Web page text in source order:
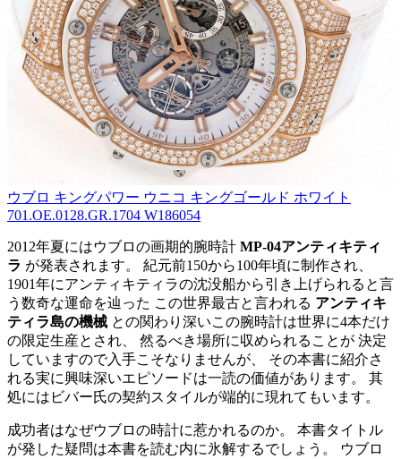
ウブロ キングパワー ウニコ キングゴールド ホワイト
701.OE.0128.GR.1704 W186054
2012年夏にはウブロの画期的腕時計 MP-04アンティキティ
ラ が発表されます。 紀元前150から100年頃に制作され、
1901年にアンティキティラの沈没船から引き上げられると言
う数奇な運命を辿った この世界最古と言われる アンティキ
ティラ島の機械 との関わり深いこの腕時計は世界に4本だけ
の限定生産とされ、 然るべき場所に収められることが 決定
していますので入手こそなりませんが、 その本書に紹介さ
れる実に興味深いエピソードは一読の価値があります。 其
処にはビバー氏の契約スタイルが端的に現れてもいます。
成功者はなぜウブロの時計に惹かれるのか。 本書タイトル
が発した疑問は本書を読む内に氷解するでしょう。 ウブロ